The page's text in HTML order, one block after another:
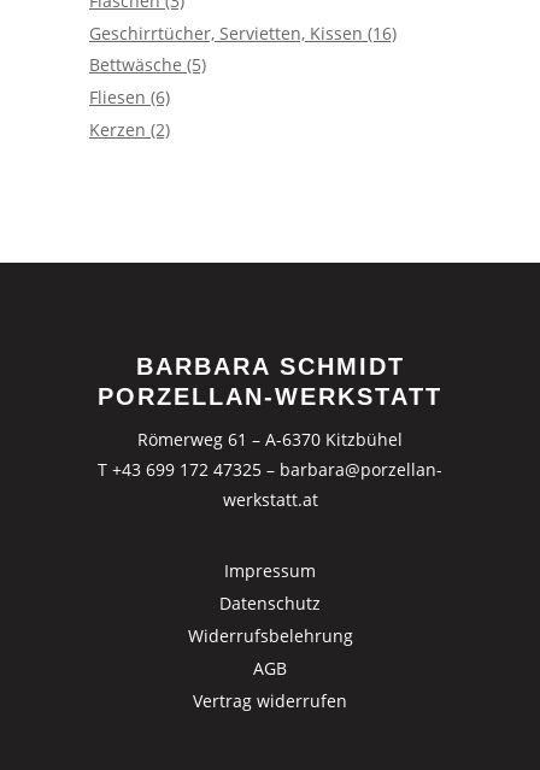
Geschirrtücher, Servietten, Kissen (16)
Bettwäsche (5)
Fliesen (6)
Kerzen (2)
BARBARA SCHMIDT
PORZELLAN-WERKSTATT
Römerweg 61 – A-6370 Kitzbühel
T +43 699 172 47325 – barbara@porzellan-
werkstatt.at
Impressum
Datenschutz
Widerrufsbelehrung
AGB
Vertrag widerrufen